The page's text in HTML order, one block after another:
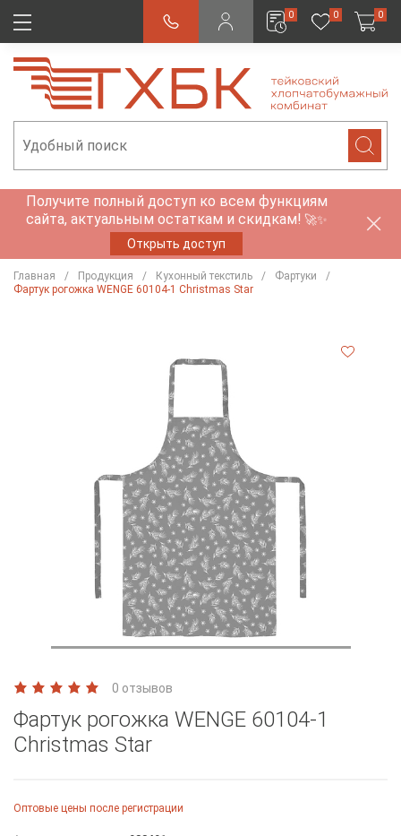
0 0 0
Получите полный доступ ко всем функциям
сайта, актуальным остаткам и скидкам! 🚀✨
Открыть доступ
Главная Продукция Кухонный текстиль
Фартуки
Фартук рогожка WENGE 60104-1 Christmas Star
0 отзывов
Фартук рогожка WENGE 60104-1
Christmas Star
Оптовые цены после регистрации